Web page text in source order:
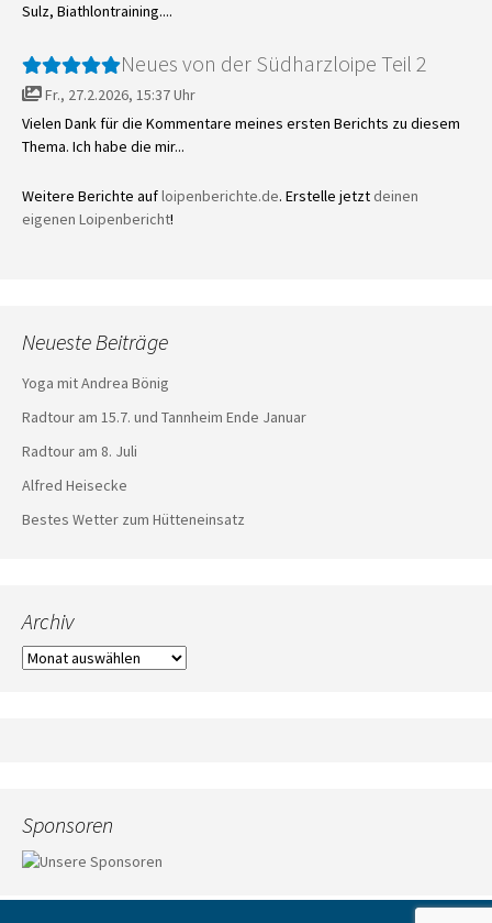
Sulz, Biathlontraining....
Neues von der Südharzloipe Teil 2
Fr., 27.2.2026, 15:37 Uhr
Vielen Dank für die Kommentare meines ersten Berichts zu diesem
Thema. Ich habe die mir...
Weitere Berichte aufloipenberichte.de. Erstelle jetzt deinen
eigenen Loipenbericht!
Neueste Beiträge
Yoga mit Andrea Bönig
Radtour am 15.7. und Tannheim Ende Januar
Radtour am 8. Juli
Alfred Heisecke
Bestes Wetter zum Hütteneinsatz
Archiv
Archiv
Sponsoren